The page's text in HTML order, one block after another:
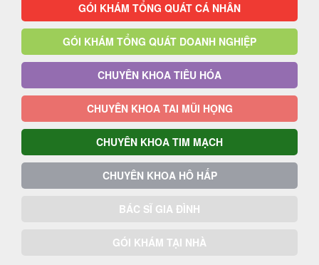
GÓI KHÁM TỔNG QUÁT CÁ NHÂN
GÓI KHÁM TỔNG QUÁT DOANH NGHIỆP
CHUYÊN KHOA TIÊU HÓA
CHUYÊN KHOA TAI MŨI HỌNG
CHUYÊN KHOA TIM MẠCH
CHUYÊN KHOA HÔ HẤP
BÁC SĨ GIA ĐÌNH
GÓI KHÁM TẠI NHÀ